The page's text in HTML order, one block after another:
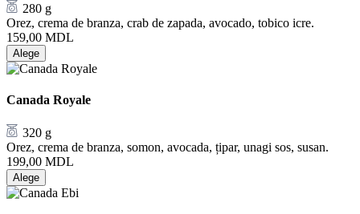
280 g
Orez, crema de branza, crab de zapada, avocado, tobico icre.
159,00 MDL
Alege
Canada Royale
320 g
Orez, crema de branza, somon, avocada, țipar, unagi sos, susan.
199,00 MDL
Alege